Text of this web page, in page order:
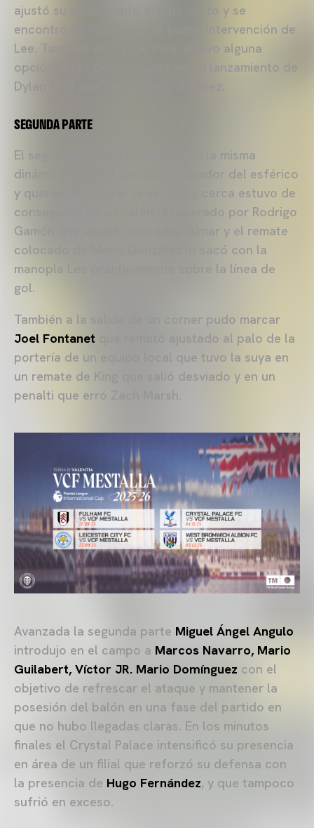
ajustó su lanzamiento al palo corto y se
encontró de nuevo con la buena intervención de
Lee. También el Crystal Palace tuvo alguna
opción antes del descanso en un lanzamiento de
Dylan Reid que detuvo Raúl Jiménez.
SEGUNDA PARTE
El segundo tiempo comenzó con la misma
dinámica del filial, siendo dominador del esférico
y queriendo ampliar la ventaja y cerca estuvo de
conseguirlo en un balón recuperado por Rodrigo
Gamón que acabó centrando Aimar y el remate
colocado de Mario González lo sacó con la
manopla Lee prácticamente sobre la línea de
gol.
También a la salida de un corner pudo marcar
Joel Fontanet que remató ajustado al palo de la
portería de un equipo local que tuvo la suya en
un remate de King que salió desviado y en un
penalti que erró Zach Marsh.
Avanzada la segunda parte Miguel Ángel Angulo
introdujo en el campo a Marcos Navarro, Mario
Guilabert, Víctor JR. Mario Domínguez con el
objetivo de refrescar el ataque y mantener la
posesión del balón en una fase del partido en
que no hubo llegadas claras. En los minutos
finales el Crystal Palace intensificó su presencia
en área de un filial que reforzó su defensa con
la presencia de Hugo Fernández, y que tampoco
sufrió en exceso.